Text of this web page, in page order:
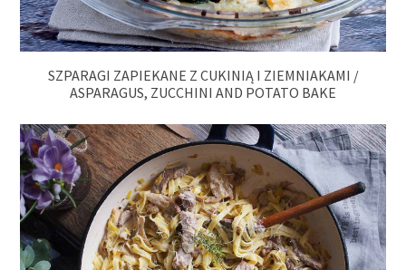
SZPARAGI ZAPIEKANE Z CUKINIĄ I ZIEMNIAKAMI /
ASPARAGUS, ZUCCHINI AND POTATO BAKE